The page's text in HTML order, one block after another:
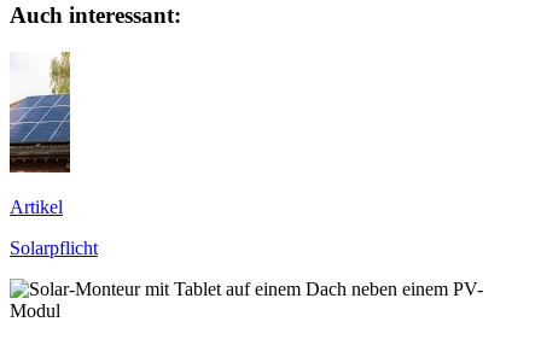
Auch interessant:
Artikel
Solarpflicht